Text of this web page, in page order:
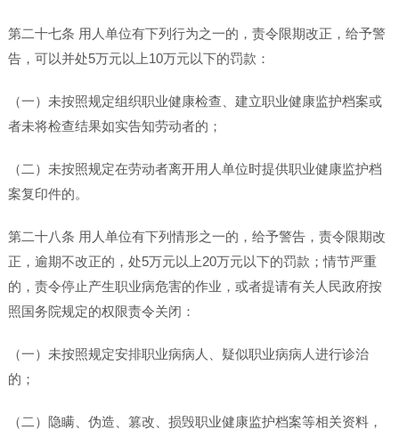
第二十七条 用人单位有下列行为之一的，责令限期改正，给予警
告，可以并处5万元以上10万元以下的罚款：
（一）未按照规定组织职业健康检查、建立职业健康监护档案或
者未将检查结果如实告知劳动者的；
（二）未按照规定在劳动者离开用人单位时提供职业健康监护档
案复印件的。
第二十八条 用人单位有下列情形之一的，给予警告，责令限期改
正，逾期不改正的，处5万元以上20万元以下的罚款；情节严重
的，责令停止产生职业病危害的作业，或者提请有关人民政府按
照国务院规定的权限责令关闭：
（一）未按照规定安排职业病病人、疑似职业病病人进行诊治
的；
（二）隐瞒、伪造、篡改、损毁职业健康监护档案等相关资料，